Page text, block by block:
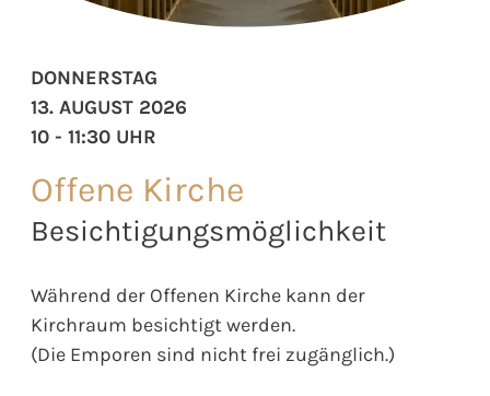
Offene Kirche
Besichtigungsmöglichkeit
Während der Offenen Kirche kann der
Kirchraum besichtigt werden.
(Die Emporen sind nicht frei zugänglich.)
DONNERSTAG
13. AUGUST 2026
10 - 11:30 UHR